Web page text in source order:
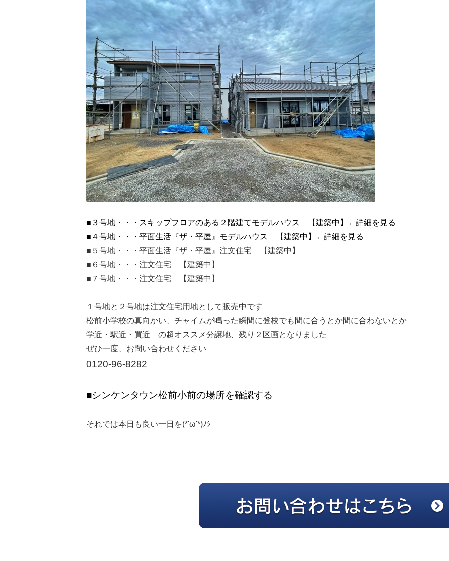
■３号地・・・スキップフロアのある２階建てモデルハウス 【建築中】←詳細を見る
■４号地・・・平面生活『ザ・平屋』モデルハウス 【建築中】
←詳細を見る
■５号地・・・平面生活『ザ・平屋』注文住宅 【建築中】
■６号地・・・注文住宅 【建築中】
■７号地・・・注文住宅 【建築中】
１号地と２号地は注文住宅用地として販売中です
松前小学校の真向かい、チャイムが鳴った瞬間に登校でも間に合うとか間に合わないとか
学近・駅近・買近 の超オススメ分譲地、残り２区画となりました
ぜひ一度、お問い合わせください
0120-96-8282
■シンケンタウン松前小前の場所を確認する
それでは本日も良い一日を(*'ω'*)ﾉｼ